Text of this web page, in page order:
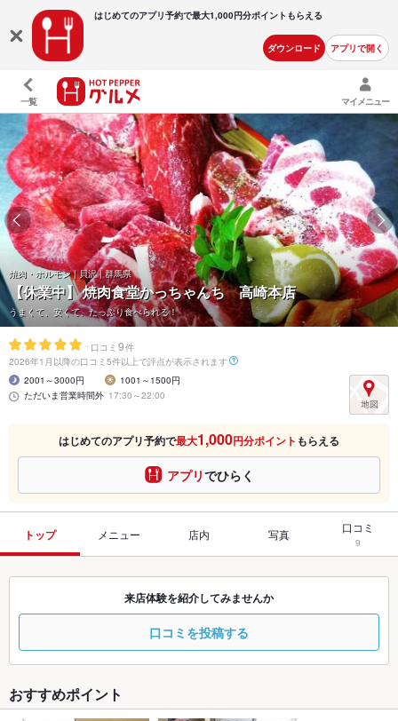
はじめてのアプリ予約で最大1,000円分ポイントもらえる
ダウンロード アプリで開く
一覧 マイメニュー
焼肉・ホルモン | 貝沢 | 群馬県
【休業中】焼肉食堂かっちゃんち 高崎本店
うまくて、安くて、たっぷり食べられる！
- 口コミ 9件
2026年1月以降の口コミ5件以上で評点が表示されます
2001～3000円
1001～1500円
ただいま営業時間外 17:30～22:00
はじめてのアプリ予約で最大1,000円分ポイント もらえる
アプリでひらく
トップ メニュー 店内 写真 口コミ
9
来店体験を紹介してみませんか
口コミを投稿する
おすすめポイント